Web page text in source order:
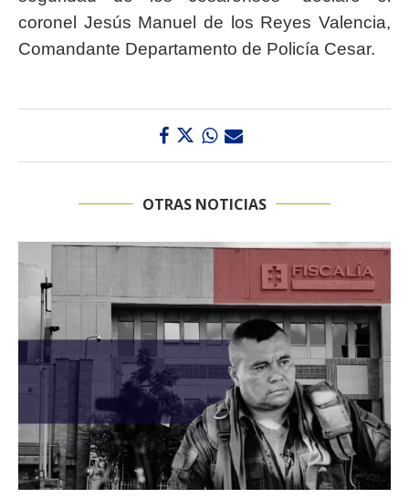
coronel Jesús Manuel de los Reyes Valencia,
Comandante Departamento de Policía Cesar.
OTRAS NOTICIAS